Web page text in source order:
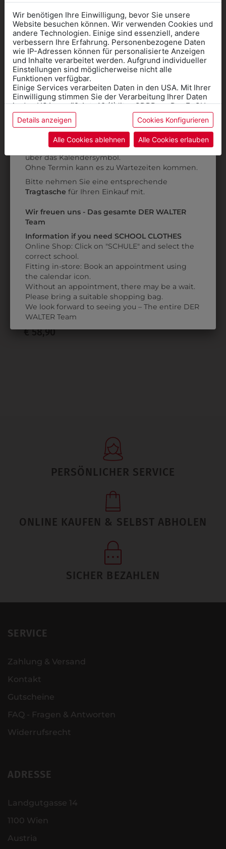
308255704
DAMEN
SCHLUPFKASACK
€ 49,90
30870505
DAMENKASACK
€ 55,90
ZULETZT ANGESEHEN
2174243521
DAMENKASACK
€ 58,90
PERSÖNLICHER SERVICE
ONLINE KAUFEN & SELBST ABHOLEN
SICHER BEZAHLEN
SERVICE
Zahlung & Versand
Kontakt
Gutscheine
FAQ - Fragen & Antworten
Widerrufsrecht
ADRESSE
Landgutgasse 14
1100 Wien
Austria
Wir benötigen Ihre Einwilligung, bevor Sie unsere
Website besuchen können. Wir verwenden Cookies und
andere Technologien. Einige sind essenziell, andere
verbessern Ihre Erfahrung. Personenbezogene Daten
wie IP-Adressen können für personalisierte Anzeigen
und Inhalte verarbeitet werden. Aufgrund individueller
Einstellungen sind möglicherweise nicht alle
Funktionen verfügbar.
Einige Services verarbeiten Daten in den USA. Mit Ihrer
Einwilligung stimmen Sie der Verarbeitung Ihrer Daten
in den USA gemäß Art. 49 (1) lit. a GDPR zu. Der EuGH
stuft die USA als Land mit unzureichendem Datenschutz
ein, und es besteht das Risiko, dass US-Behörden
Daten ohne Klagemöglichkeit für Europäer überwachen.
Datenschutzerklärungbzw. im
Details anzeigen Cookies Konfigurieren
Alle Cookies ablehnen Alle Cookies erlauben
Informationen wenn Sie
Kleidung
für die SCHULE
benötigen
Online Shop: Klick auf SCHULE in der
Kategorie und die richtige Schule auswählen.
AnprobeVorort im Geschäft: Termin buchen
über das Kalendersymbol.
Ohne Termin kann es zu Wartezeiten kommen.
Bitte nehmen Sie eine entsprechende
Tragtasche für Ihren Einkauf mit.
Wir freuen uns - Das gesamte DER WALTER
Team
Information if you need SCHOOL CLOTHES
Online Shop: Click on "SCHULE" and select the
correct school.
Fitting in-store: Book an appointment using
the calendar icon.
Without an appointment, there may be a wait.
Please bring a suitable shopping bag.
We look forward to seeing you – The entire DER
WALTER Team